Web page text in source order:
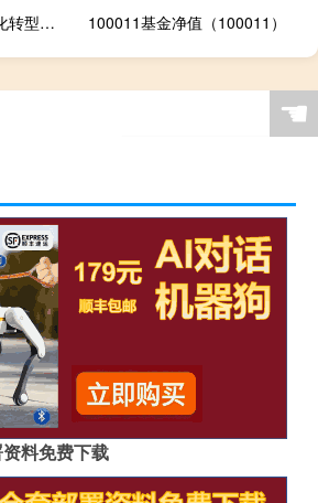
上海推出制造业数字化转型实施方案 力争到2025年工业互联网核心产业规模达2000亿元 100011基金净值（100011）
☚
料免费下载